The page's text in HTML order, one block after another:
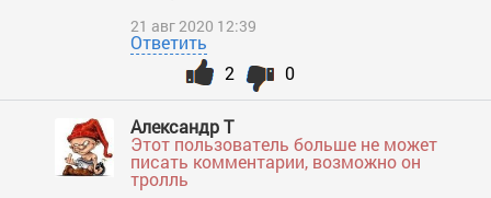
21 авг 2020 12:39
Ответить
0
2
Александр Т
Этот пользователь больше не может
писать комментарии, возможно он
тролль